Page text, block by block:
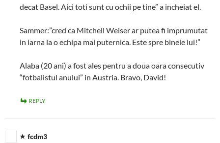
decat Basel. Aici toti sunt cu ochii pe tine” a incheiat el.
Sammer:”cred ca Mitchell Weiser ar putea fi imprumutat
in iarna la o echipa mai puternica. Este spre binele lui!”
Alaba (20 ani) a fost ales pentru a doua oara consecutiv
“fotbalistul anului” in Austria. Bravo, David!
REPLY
fcdm3